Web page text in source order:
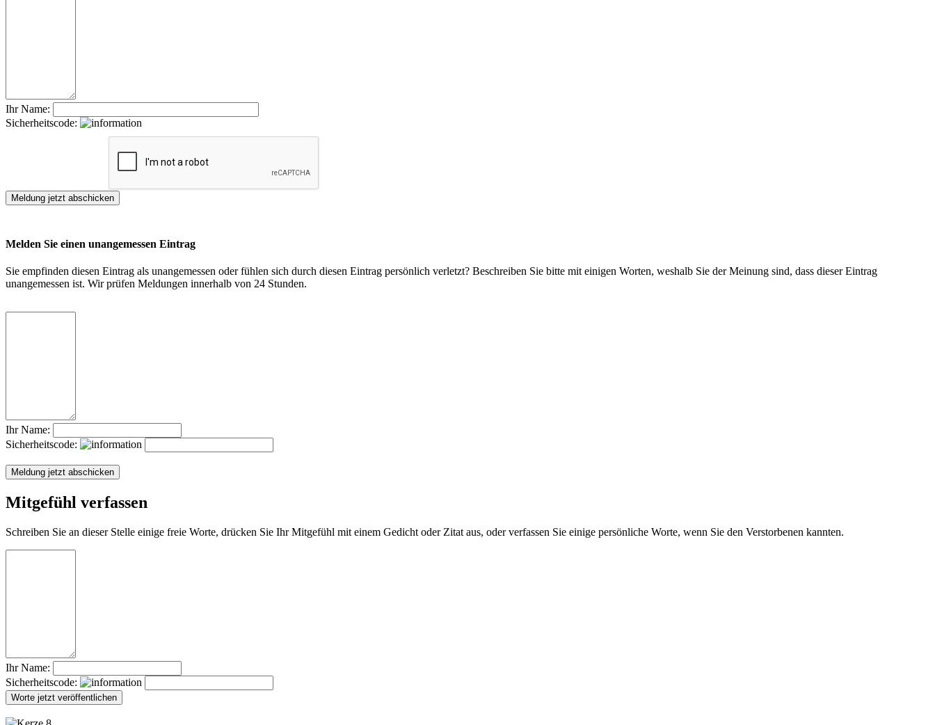
Ihr Name:
Sicherheitscode:
Melden Sie einen unangemessen Eintrag
Sie empfinden diesen Eintrag als unangemessen oder fühlen sich durch diesen Eintrag persönlich verletzt? Beschreiben Sie bitte mit einigen Worten, weshalb Sie der Meinung sind, dass dieser Eintrag
unangemessen ist. Wir prüfen Meldungen innerhalb von 24 Stunden.
Ihr Name:
Sicherheitscode:
Mitgefühl verfassen
Schreiben Sie an dieser Stelle einige freie Worte, drücken Sie Ihr Mitgefühl mit einem Gedicht oder Zitat aus, oder verfassen Sie einige persönliche Worte, wenn Sie den Verstorbenen kannten.
Ihr Name:
Sicherheitscode: